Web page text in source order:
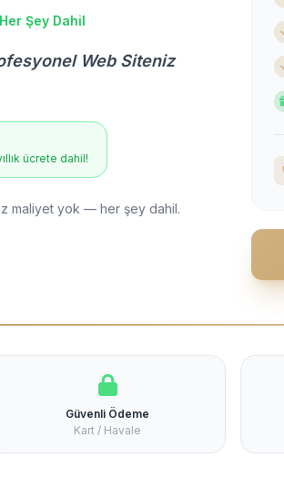
Her Şey Dahil
Web Siteniz
ücrete dahil!
maliyet yok — her şey dahil.
Güvenli Ödeme
Kart / Havale